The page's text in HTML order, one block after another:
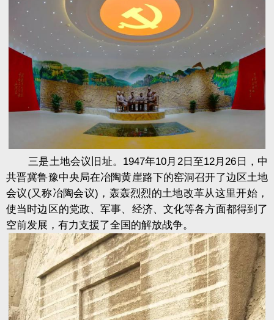
三是土地会议旧址。1947年10月2日至12月26日，中
共晋冀鲁豫中央局在冶陶黄崖路下的窑洞召开了边区土地
会议(又称冶陶会议)，轰轰烈烈的土地改革从这里开始，
使当时边区的党政、军事、经济、文化等各方面都得到了
空前发展，有力支援了全国的解放战争。